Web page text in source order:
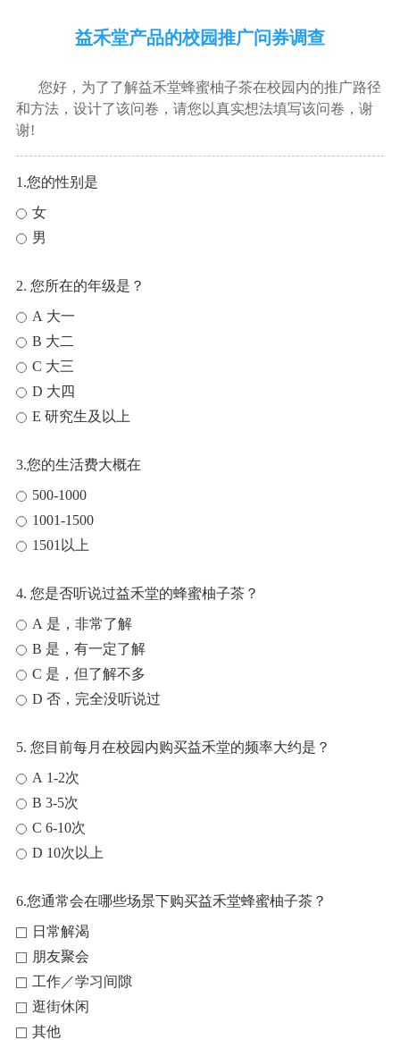
益禾堂产品的校园推广问券调查
您好，为了了解益禾堂蜂蜜柚子茶在校园内的推广路径
和方法，设计了该问卷，请您以真实想法填写该问卷，谢
谢!
1.您的性别是
女
男
2. 您所在的年级是？
A 大一
B 大二
C 大三
D 大四
E 研究生及以上
3.您的生活费大概在
500-1000
1001-1500
1501以上
4. 您是否听说过益禾堂的蜂蜜柚子茶？
A 是，非常了解
B 是，有一定了解
C 是，但了解不多
D 否，完全没听说过
5. 您目前每月在校园内购买益禾堂的频率大约是？
A 1-2次
B 3-5次
C 6-10次
D 10次以上
6.您通常会在哪些场景下购买益禾堂蜂蜜柚子茶？
日常解渴
朋友聚会
工作／学习间隙
逛街休闲
其他